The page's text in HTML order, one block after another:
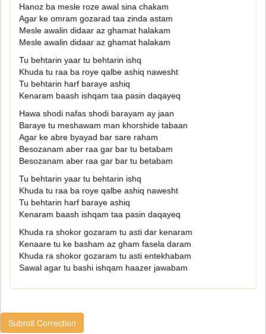
Hanoz ba mesle roze awal sina chakam
Agar ke omram gozarad taa zinda astam
Mesle awalin didaar az ghamat halakam
Mesle awalin didaar az ghamat halakam
Tu behtarin yaar tu behtarin ishq
Khuda tu raa ba roye qalbe ashiq nawesht
Tu behtarin harf baraye ashiq
Kenaram baash ishqam taa pasin daqayeq
Hawa shodi nafas shodi barayam ay jaan
Baraye tu meshawam man khorshide tabaan
Agar ke abre byayad bar sare raham
Besozanam aber raa gar bar tu betabam
Besozanam aber raa gar bar tu betabam
Tu behtarin yaar tu behtarin ishq
Khuda tu raa ba roye qalbe ashiq nawesht
Tu behtarin harf baraye ashiq
Kenaram baash ishqam taa pasin daqayeq
Khuda ra shokor gozaram tu asti dar kenaram
Kenaare tu ke basham az gham fasela daram
Khuda ra shokor gozaram tu asti entekhabam
Sawal agar tu bashi ishqam haazer jawabam
Submit Correction